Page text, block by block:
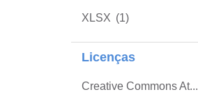
XLSX (1)
Licenças
Creative Commons At...